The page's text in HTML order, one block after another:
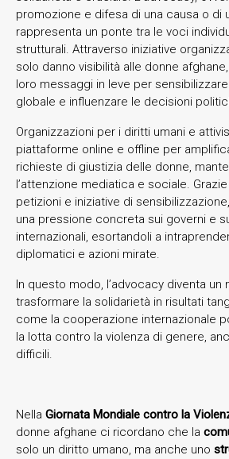
promozione e difesa di una causa o di
rappresenta un ponte tra le voci
strutturali. Attraverso iniziative
solo danno visibilità alle donne
loro messaggi in leve per
globale e influenzare le decisioni
Organizzazioni per i diritti umani e
piattaforme online e offline per
richieste di giustizia delle donne,
l’attenzione mediatica e sociale.
petizioni e iniziative di
una pressione concreta sui governi e
internazionali, esortandoli a
diplomatici e azioni mirate.
In questo modo, l’advocacy diventa
trasformare la solidarietà in risultati
come la cooperazione internazionale
la lotta contro la violenza di genere,
difficili.
Nella Giornata Mondiale contro la
donne afghane ci ricordano che la
solo un diritto umano, ma anche uno